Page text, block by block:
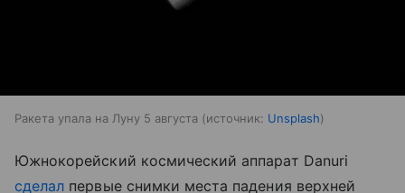
Ракета упала на Луну 5 августа источник: Unsplash
Южнокорейский космический аппарат Danuri
сделал первые снимки места падения верхней